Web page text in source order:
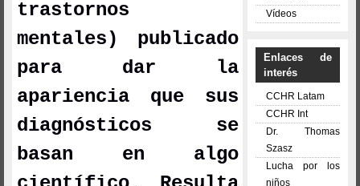
trastornos
mentales) publicado
para dar la
apariencia que sus
diagnósticos se
basan en algo
Vídeos
Enlaces de
interés
CCHR Latam
CCHR Int
Dr. Thomas
Szasz
Lucha por los
niños